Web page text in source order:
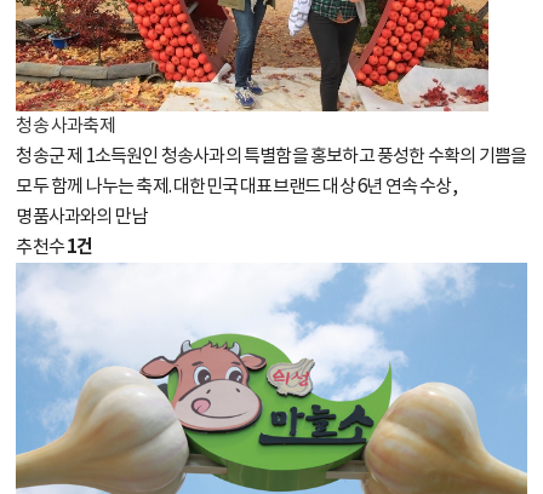
청송 사과축제
청송군 제 1소득원인 청송사과의 특별함을 홍보하고 풍성한 수확의 기쁨을
모두 함께 나누는 축제. 대한민국 대표브랜드 대상 6년 연속 수상,
명품사과와의 만남
추천수1건